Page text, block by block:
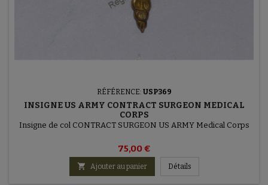
RÉFÉRENCE: USP369
INSIGNE US ARMY CONTRACT SURGEON MEDICAL
CORPS
Insigne de col CONTRACT SURGEON US ARMY Medical Corps
75,00 €
 Ajouter au panier Détails